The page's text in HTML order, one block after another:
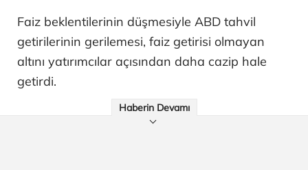
Faiz beklentilerinin düşmesiyle ABD tahvil
getirilerinin gerilemesi, faiz getirisi olmayan
altını yatırımcılar açısından daha cazip hale
getirdi.
Haberin Devamı